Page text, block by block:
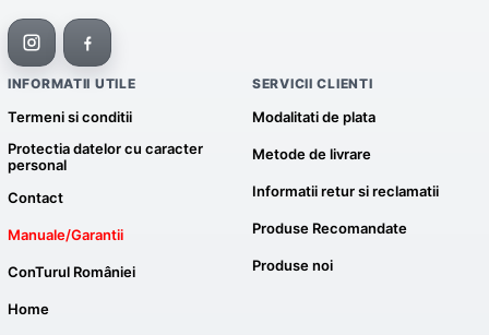
INFORMATII UTILE
Termeni si conditii
Protectia datelor cu caracter
personal
Contact
Manuale/Garantii
ConTurul României
Home
SERVICII CLIENTI
Modalitati de plata
Metode de livrare
Informatii retur si reclamatii
Produse Recomandate
Produse noi